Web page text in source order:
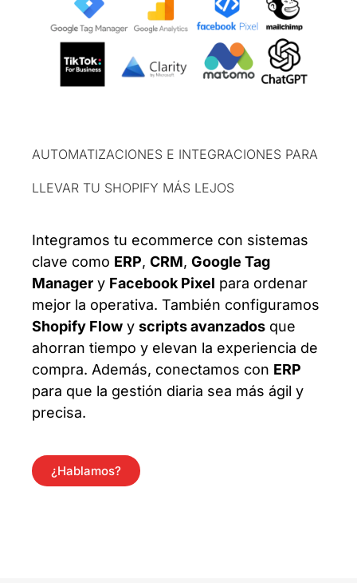
AUTOMATIZACIONES E INTEGRACIONES PARA
LLEVAR TU SHOPIFY MÁS LEJOS
Integramos tu ecommerce con sistemas
clave como ERP, CRM, Google Tag
Manager y Facebook Pixel para ordenar
mejor la operativa. También configuramos
Shopify Flow y scripts avanzados que
ahorran tiempo y elevan la experiencia de
compra. Además, conectamos con ERP
para que la gestión diaria sea más ágil y
precisa.
¿Hablamos?